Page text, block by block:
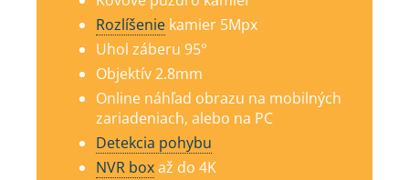
Rozlíšenie kamier 5Mpx
Uhol záberu 95°
Objektív 2.8mm
Online náhľad obrazu na mobilných
zariadeniach, alebo na PC
Detekcia pohybu
NVR boxaž do 4K